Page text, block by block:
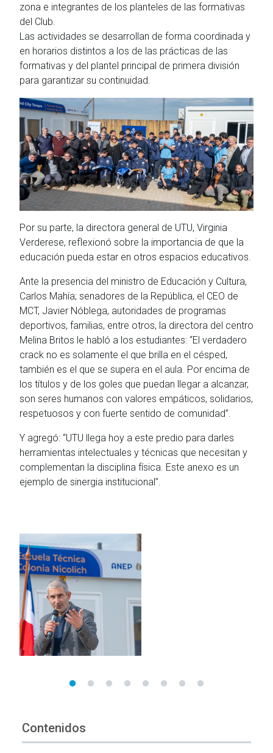
zona e integrantes de los planteles de las formativas
del Club.
Las actividades se desarrollan de forma coordinada y
en horarios distintos a los de las prácticas de las
formativas y del plantel principal de primera división
para garantizar su continuidad.
Por su parte, la directora general de UTU, Virginia
Verderese, reflexionó sobre la importancia de que la
educación pueda estar en otros espacios educativos.
Ante la presencia del ministro de Educación y Cultura,
Carlos Mahía; senadores de la República, el CEO de
MCT, Javier Nóblega, autoridades de programas
deportivos, familias, entre otros, la directora del centro
Melina Britos le habló a los estudiantes: “El verdadero
crack no es solamente el que brilla en el césped,
también es el que se supera en el aula. Por encima de
los títulos y de los goles que puedan llegar a alcanzar,
son seres humanos con valores empáticos, solidarios,
respetuosos y con fuerte sentido de comunidad”.
Y agregó: “UTU llega hoy a este predio para darles
herramientas intelectuales y técnicas que necesitan y
complementan la disciplina física. Este anexo es un
ejemplo de sinergia institucional”.
Contenidos